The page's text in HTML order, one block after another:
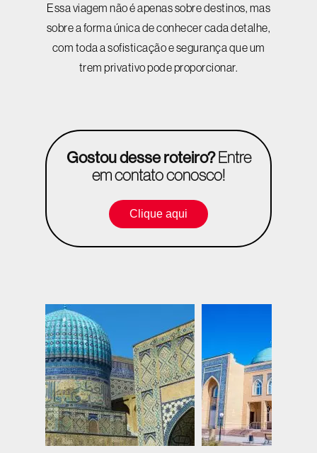
Essa viagem não é apenas sobre destinos, mas
sobre a forma única de conhecer cada detalhe,
com toda a sofisticação e segurança que um
trem privativo pode proporcionar.
Gostou desse roteiro?Entre
em contato conosco!
Clique aqui